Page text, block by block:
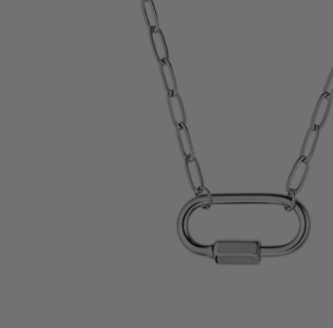
TVA Offerte : Jusqu'à 20 % selon le pays.